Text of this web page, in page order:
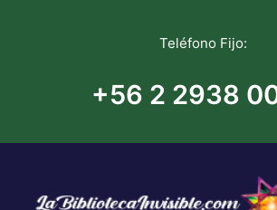
Teléfono Fijo:
+56 2 2938